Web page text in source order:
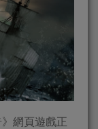
網頁遊戲正